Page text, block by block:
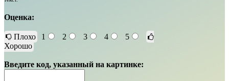
Оценка:
Плохо 1 2 3 4
5
Хорошо
Введите код, указанный на картинке: